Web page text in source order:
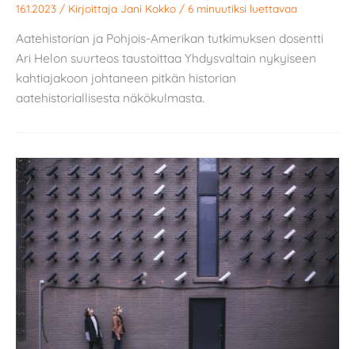
16.1.2023 / Kirjoittaja Jani Kokko / 6 minuutiksi luettavaa
Aatehistorian ja Pohjois-Amerikan tutkimuksen dosentti
Ari Helon suurteos taustoittaa Yhdysvaltain nykyiseen
kahtiajakoon johtaneen pitkän historian
aatehistoriallisesta näkökulmasta.